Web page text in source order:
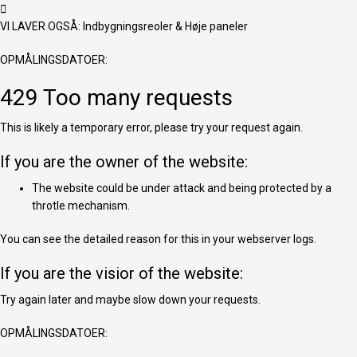
VI LAVER OGSÅ: Indbygningsreoler& Høje paneler
OPMÅLINGSDATOER:
429 Too many requests
This is likely a temporary error, please try your request again.
If you are the owner of the website:
The website could be under attack and being protected by a
throtle mechanism.
You can see the detailed reason for this in your webserver logs.
If you are the visior of the website:
Try again later and maybe slow down your requests.
OPMÅLINGSDATOER: